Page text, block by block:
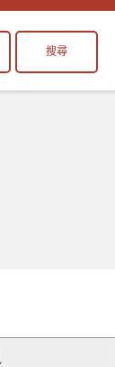
搜尋